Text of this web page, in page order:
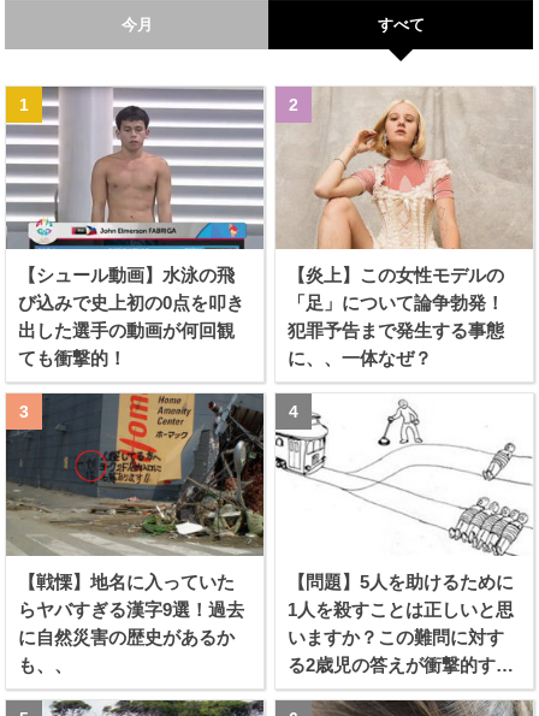
今月 すべて
【シュール動画】水泳の飛
び込みで史上初の0点を叩き
出した選手の動画が何回観
ても衝撃的！
【炎上】この女性モデルの
「足」について論争勃発！
犯罪予告まで発生する事態
に、、一体なぜ？
【戦慄】地名に入っていた
らヤバすぎる漢字9選！過去
に自然災害の歴史があるか
も、、
【問題】5人を助けるために
1人を殺すことは正しいと思
いますか？この難問に対す
る2歳児の答えが衝撃的すぎ
る！！